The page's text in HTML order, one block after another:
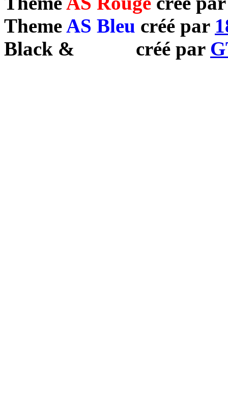
ThemeAS Bleu créé par
Black & créé par